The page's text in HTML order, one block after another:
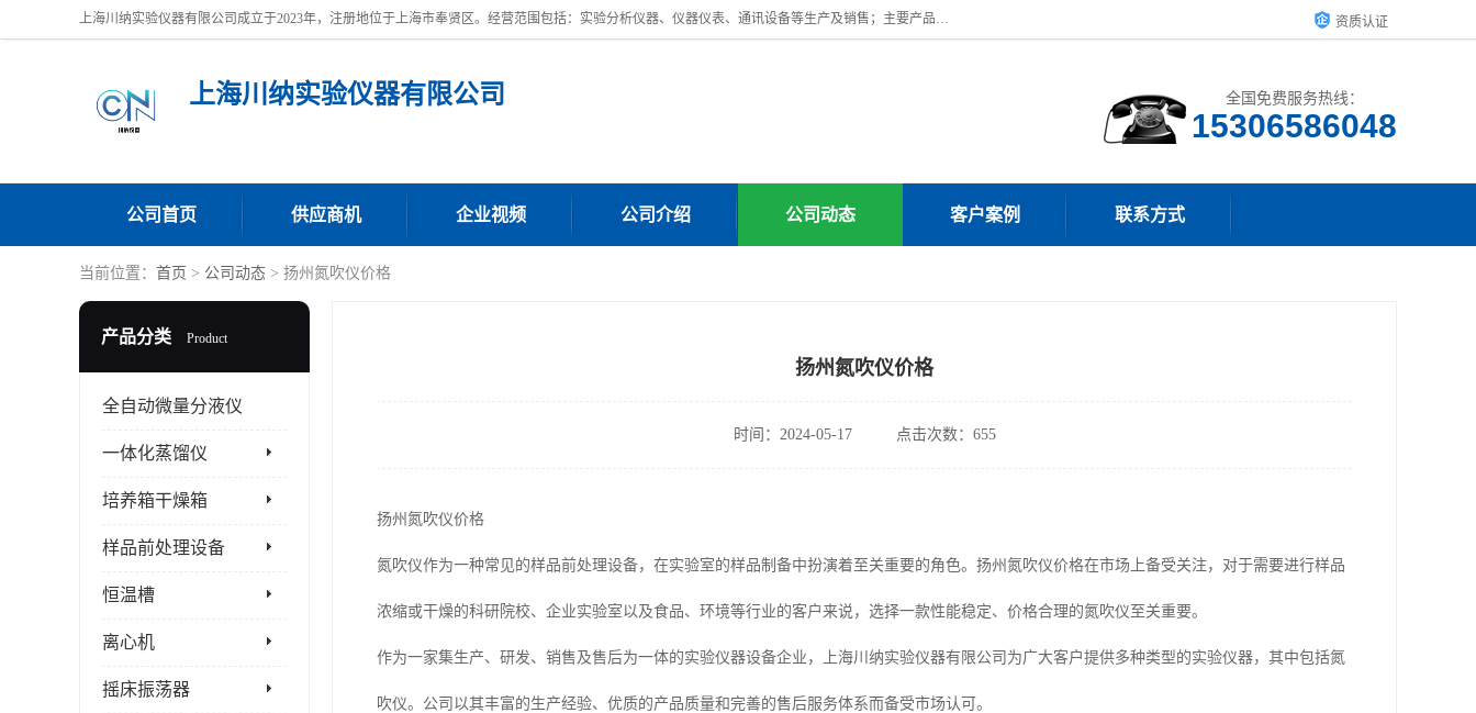
上海川纳实验仪器有限公司成立于2023年，注册地位于上海市奉贤区。经营范围包括：实验分析仪器、仪器仪表、通讯设备等生产及销售；主要产品有：全自动微量分液仪，一体化蒸馏仪，氟化物蒸馏仪，培养箱干燥箱，人工气候箱，生化培养箱，二氧化碳培养箱，厌氧培养箱，三气培养箱，光照培养箱等。 资质认证
上海川纳实验仪器有限公司 全国免费服务热线：
15306586048
公司首页 供应商机 企业视频 公司介绍 公司动态 客户案例 联系方式
当前位置： 首页 > 公司动态 > 扬州氮吹仪价格
产品分类 Product
全自动微量分液仪
一体化蒸馏仪
培养箱干燥箱
样品前处理设备
恒温槽
离心机
摇床振荡器
扬州氮吹仪价格
时间：2024-05-17 点击次数：655
扬州氮吹仪价格
氮吹仪作为一种常见的样品前处理设备，在实验室的样品制备中扮演着至关重要的角色。扬州氮吹仪价格在市场上备受关注，对于需要进行样品
浓缩或干燥的科研院校、企业实验室以及食品、环境等行业的客户来说，选择一款性能稳定、价格合理的氮吹仪至关重要。
作为一家集生产、研发、销售及售后为一体的实验仪器设备企业，上海川纳实验仪器有限公司为广大客户提供多种类型的实验仪器，其中包括氮
吹仪。公司以其丰富的生产经验、优质的产品质量和完善的售后服务体系而备受市场认可。